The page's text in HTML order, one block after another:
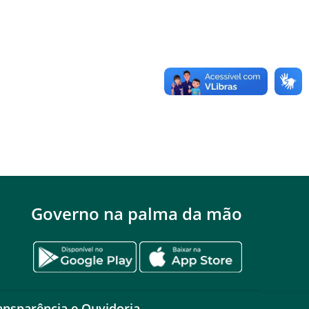
Governo na palma da mão